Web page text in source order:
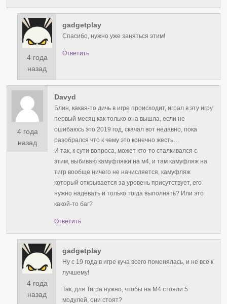
4 года
назад
gadgetplay
Спасибо, нужно уже заняться этим!
Ответить
4 года
назад
Davyd
Блин, какая-то дичь в игре происходит, играл в эту игру
первый месяц как только она вышла, если не
ошибаюсь это 2019 год, скачал вот недавно, пока
разобрался что к чему это конечно жесть…
И так, к сути вопроса, может кто-то сталкивался с
этим, выбиваю камуфляжи на м4, и там камуфляж на
тигр вообще ничего не начисляется, камуфляж
который открывается за уровень присутствует, его
нужно надевать и только тогда выполнять? Или это
какой-то баг?
Ответить
4 года
назад
gadgetplay
Ну с 19 года в игре куча всего поменялась, и не все к
лучшему!
Так, для Тигра нужно, чтобы на М4 стояли 5
модулей, они стоят?